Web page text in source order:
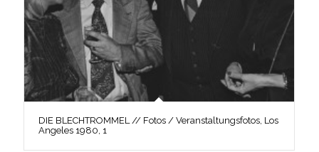
DIE BLECHTROMMEL // Fotos / Veranstaltungsfotos, Los
Angeles 1980, 1